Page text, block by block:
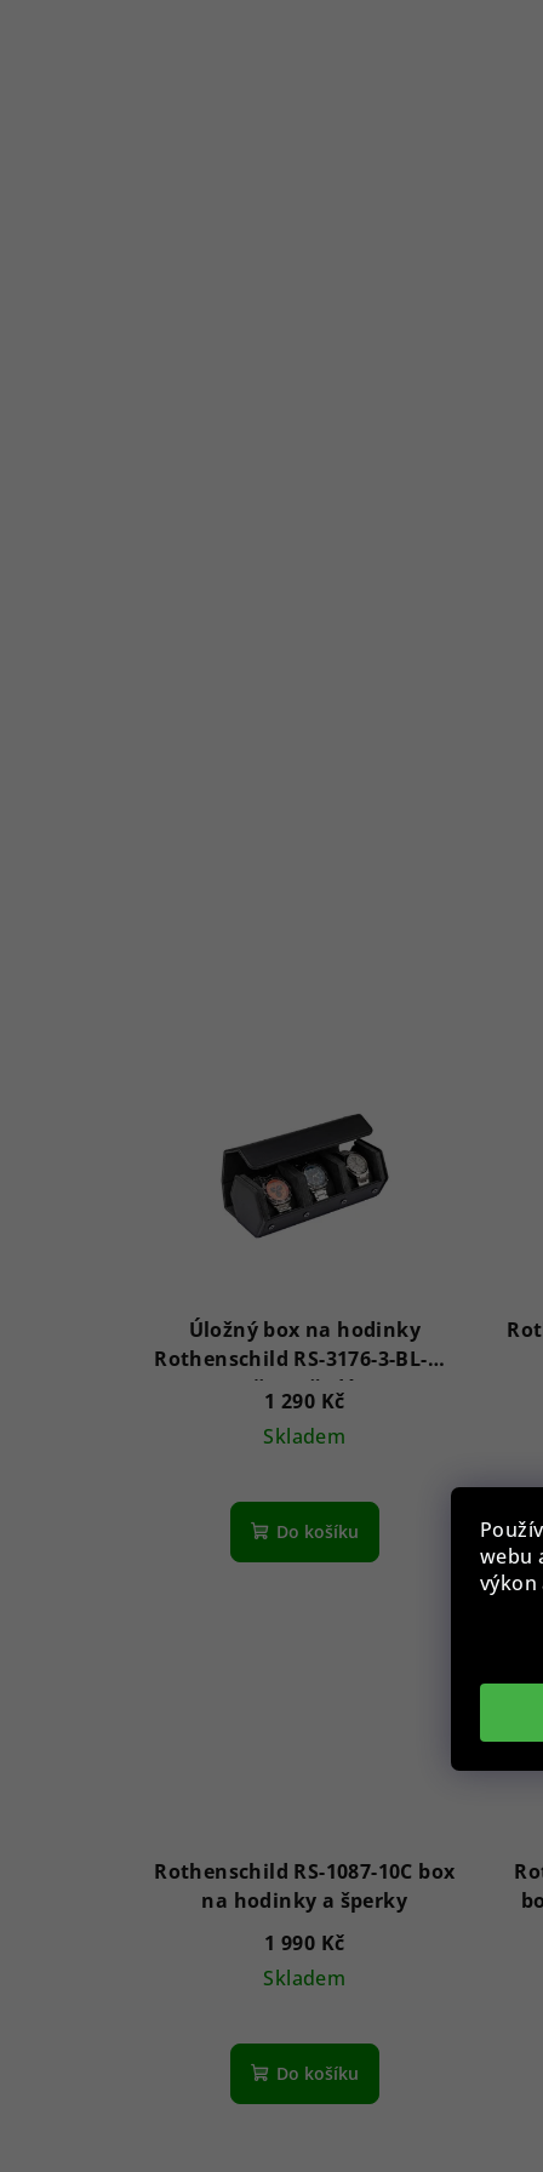
webu
výkon
Úložný box na hodinky
Rothenschild RS-3176-3-BL-GY
černošedý
1 290 Kč
Skladem
Do košíku
Rothenschild RS-1087-10C box
na hodinky a šperky
1 990 Kč
Skladem
Do košíku